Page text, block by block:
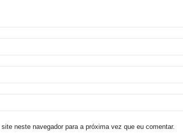
neste navegador para a próxima vez que eu comentar.